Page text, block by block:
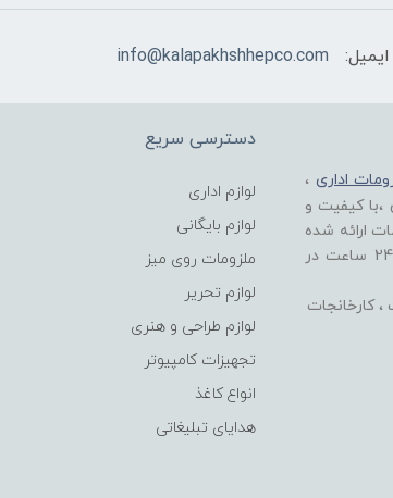
info@kalapakhshhepco.com
اداری ،
کیفیت و
ارائه شده
24 ساعت در
کارخانجات
دسترسی سریع
لوازم اداری
لوازم بایگانی
ملزومات روی میز
لوازم تحریر
لوازم طراحی و هنری
تجهیزات کامپیوتر
انواع کاغذ
هدایای تبلیغاتی